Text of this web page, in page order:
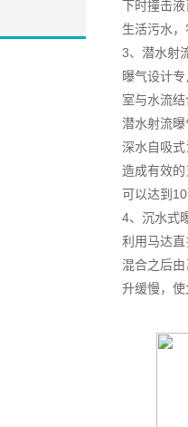
下时撞击
生活污水
3、潜水射
曝气设计
室与水流
潜水射流
深水自吸
造成有效
可以达到
4、沉水式
利用马达
混合之后
升缓慢，